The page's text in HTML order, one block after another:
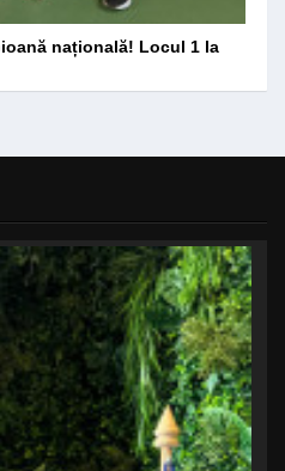
națională! Locul 1 la